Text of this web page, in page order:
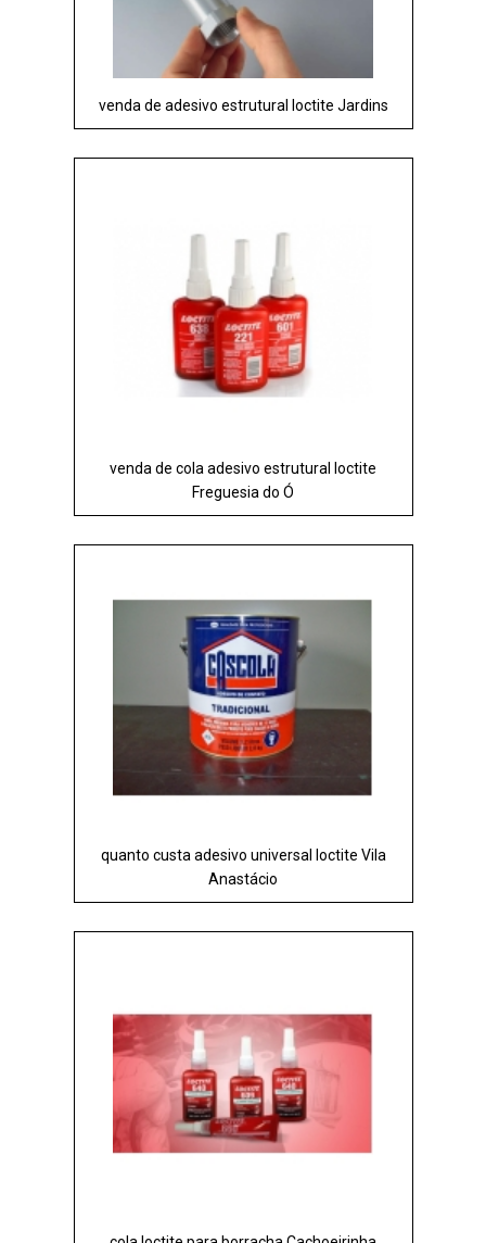
venda de adesivo estrutural loctite Jardins
venda de cola adesivo estrutural loctite
Freguesia do Ó
quanto custa adesivo universal loctite Vila
Anastácio